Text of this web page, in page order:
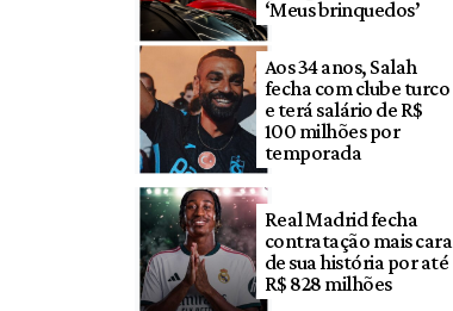
‘Meus brinquedos’
Aos 34 anos, Salah
fecha com clube turco
e terá salário de R$
100 milhões por
temporada
Real Madrid fecha
contratação mais cara
de sua história por até
R$ 828 milhões